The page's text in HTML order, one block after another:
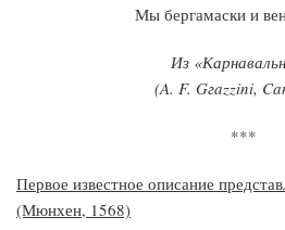
Мы бергамаски и
Из
(A. F. Gгazzini,
***
Первое известное описание
(Мюнхен, 1568)